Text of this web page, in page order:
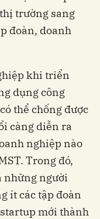
trường sang
đoàn, doanh
khi triển
dụng công
thể chống được
càng diễn ra
nghiệp nào
Trong đó,
những người
ít các tập đoàn
mới thành